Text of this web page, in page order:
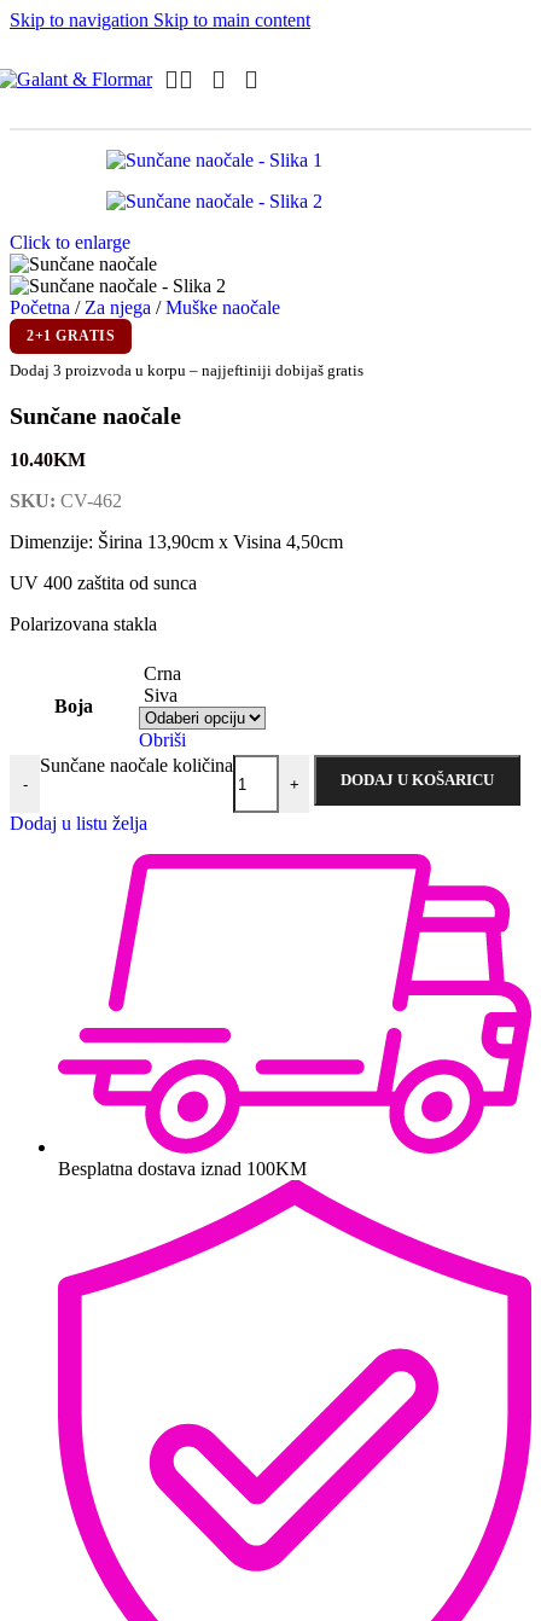
Skip to navigation Skip to main content
Click to enlarge
Početna / Za njega / Muške naočale
2+1 GRATIS
Dodaj 3 proizvoda u korpu – najjeftiniji dobijaš gratis
Sunčane naočale
10.40KM
SKU: CV-462
Dimenzije: Širina 13,90cm x Visina 4,50cm
UV 400 zaštita od sunca
Polarizovana stakla
Boja
Crna
Siva
Obriši
-
Sunčane naočale količina
+ DODAJ U KOŠARICU
Dodaj u listu želja
Besplatna dostava iznad 100KM